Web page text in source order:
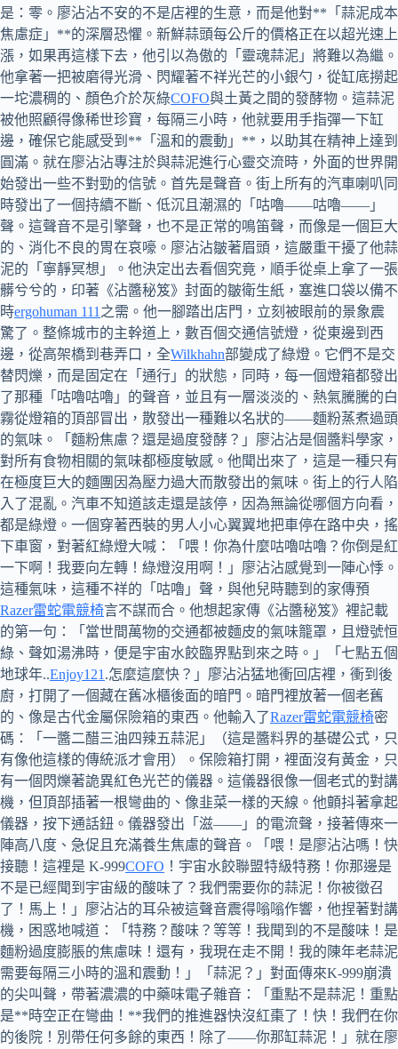
是：零。廖沾沾不安的不是店裡的生意，而是他對**「蒜泥成本
焦慮症」**的深層恐懼。新鮮蒜頭每公斤的價格正在以超光速上
漲，如果再這樣下去，他引以為傲的「靈魂蒜泥」將難以為繼。
他拿著一把被磨得光滑、閃耀著不祥光芒的小銀勺，從缸底撈起
一坨濃稠的、顏色介於灰綠COFO與土黃之間的發酵物。這蒜泥
被他照顧得像稀世珍寶，每隔三小時，他就要用手指彈一下缸
邊，確保它能感受到**「溫和的震動」**，以助其在精神上達到
圓滿。就在廖沾沾專注於與蒜泥進行心靈交流時，外面的世界開
始發出一些不對勁的信號。首先是聲音。街上所有的汽車喇叭同
時發出了一個持續不斷、低沉且潮濕的「咕嚕——咕嚕——」
聲。這聲音不是引擎聲，也不是正常的鳴笛聲，而像是一個巨大
的、消化不良的胃在哀嚎。廖沾沾皺著眉頭，這嚴重干擾了他蒜
泥的「寧靜冥想」。他決定出去看個究竟，順手從桌上拿了一張
髒兮兮的，印著《沾醬秘笈》封面的皺衛生紙，塞進口袋以備不
時ergohuman 111 之需。他一腳踏出店門，立刻被眼前的景象震
驚了。整條城市的主幹道上，數百個交通信號燈，從東邊到西
邊，從高架橋到巷弄口，全Wilkhahn部變成了綠燈。它們不是交
替閃爍，而是固定在「通行」的狀態，同時，每一個燈箱都發出
了那種「咕嚕咕嚕」的聲音，並且有一層淡淡的、熱氣騰騰的白
霧從燈箱的頂部冒出，散發出一種難以名狀的——麵粉蒸煮過頭
的氣味。「麵粉焦慮？還是過度發酵？」廖沾沾是個醬料學家，
對所有食物相關的氣味都極度敏感。他聞出來了，這是一種只有
在極度巨大的麵團因為壓力過大而散發出的氣味。街上的行人陷
入了混亂。汽車不知道該走還是該停，因為無論從哪個方向看，
都是綠燈。一個穿著西裝的男人小心翼翼地把車停在路中央，搖
下車窗，對著紅綠燈大喊：「喂！你為什麼咕嚕咕嚕？你倒是紅
一下啊！我要向左轉！綠燈沒用啊！」廖沾沾感覺到一陣心悸。
這種氣味，這種不祥的「咕嚕」聲，與他兒時聽到的家傳預
Razer雷蛇電競椅言不謀而合。他想起家傳《沾醬秘笈》裡記載
的第一句：「當世間萬物的交通都被麵皮的氣味籠罩，且燈號恒
綠、聲如湯沸時，便是宇宙水餃臨界點到來之時。」「七點五個
地球年..Enjoy121 .怎麼這麼快？」廖沾沾猛地衝回店裡，衝到後
廚，打開了一個藏在舊冰櫃後面的暗門。暗門裡放著一個老舊
的、像是古代金屬保險箱的東西。他輸入了Razer雷蛇電競椅密
碼：「一醬二醋三油四辣五蒜泥」（這是醬料界的基礎公式，只
有像他這樣的傳統派才會用）。保險箱打開，裡面沒有黃金，只
有一個閃爍著詭異紅色光芒的儀器。這儀器很像一個老式的對講
機，但頂部插著一根彎曲的、像韭菜一樣的天線。他顫抖著拿起
儀器，按下通話鈕。儀器發出「滋——」的電流聲，接著傳來一
陣高八度、急促且充滿養生焦慮的聲音。「喂！是廖沾沾嗎！快
接聽！這裡是 K-999COFO ！宇宙水餃聯盟特級特務！你那邊是
不是已經聞到宇宙級的酸味了？我們需要你的蒜泥！你被徵召
了！馬上！」廖沾沾的耳朵被這聲音震得嗡嗡作響，他捏著對講
機，困惑地喊道：「特務？酸味？等等！我聞到的不是酸味！是
麵粉過度膨脹的焦慮味！還有，我現在走不開！我的陳年老蒜泥
需要每隔三小時的溫和震動！」「蒜泥？」對面傳來K-999崩潰
的尖叫聲，帶著濃濃的中藥味電子雜音：「重點不是蒜泥！重點
是**時空正在彎曲！**我們的推進器快沒紅棗了！快！我們在你
的後院！別帶任何多餘的東西！除了——你那缸蒜泥！」就在廖